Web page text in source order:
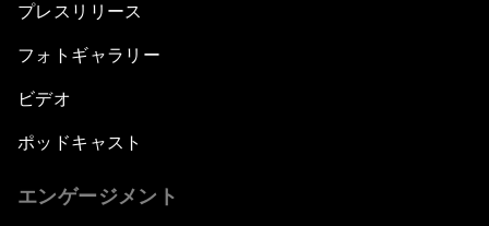
プレスリリース
フォトギャラリー
ビデオ
ポッドキャスト
エンゲージメント